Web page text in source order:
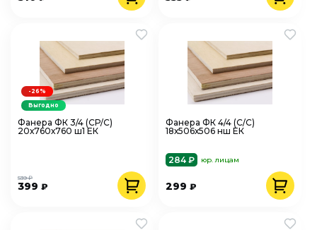
Фанера ФК 3/4 (СР/С)
20х760х760 ш1 ЕК
399 ₽
539 ₽
-26%
Выгодно
Фанера ФК 4/4 (С/С)
18х506х506 нш ЕК
284 ₽ юр. лицам
299₽